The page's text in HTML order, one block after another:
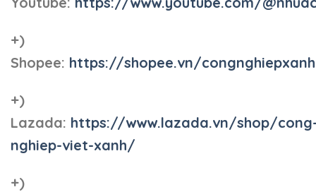
+)
Shopee: https://shopee.vn/
+)
Lazada: https://www.lazada.vn/shop/
nghiep-viet-xanh/
+)